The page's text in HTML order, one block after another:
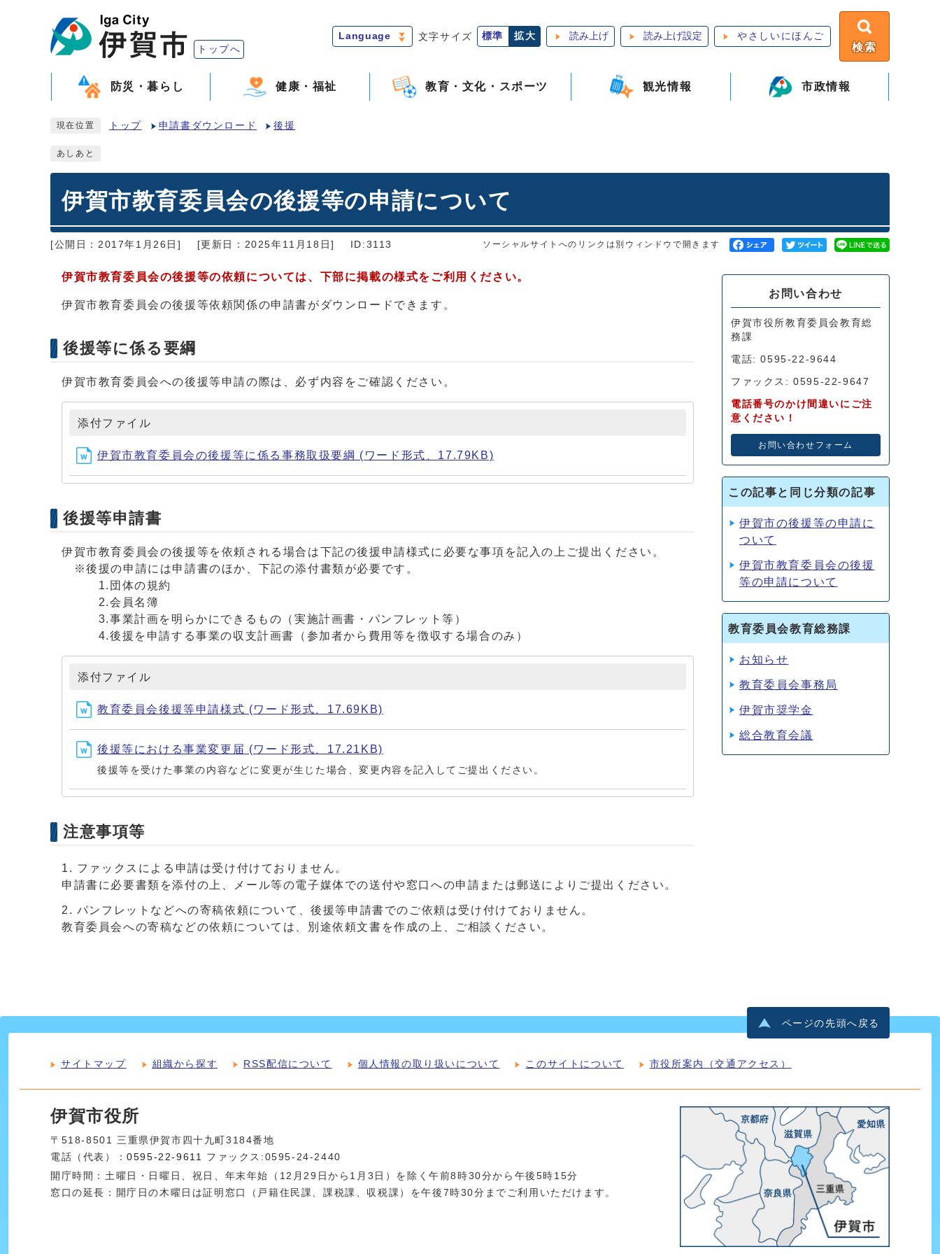
トップへ
Language 文字サイズ 標準 拡大 読み上げ 読み上げ設定 やさしいにほんご
検索
防災・暮らし 健康・福祉 教育・文化・スポーツ 観光情報 市政情報
現在位置 トップ 申請書ダウンロード 後援
あしあと
伊賀市教育委員会の後援等の申請について
[公開日：2017年1月26日] [更新日：2025年11月18日] ID:3113 ソーシャルサイトへのリンクは別ウィンドウで開きます
伊賀市教育委員会の後援等の依頼については、下部に掲載の様式をご利用ください。
伊賀市教育委員会の後援等依頼関係の申請書がダウンロードできます。
後援等に係る要綱
伊賀市教育委員会への後援等申請の際は、必ず内容をご確認ください。
添付ファイル
伊賀市教育委員会の後援等に係る事務取扱要綱 (ワード形式、17.79KB)
後援等申請書
伊賀市教育委員会の後援等を依頼される場合は下記の後援申請様式に必要な事項を記入の上ご提出ください。
※後援の申請には申請書のほか、下記の添付書類が必要です。
1.団体の規約
2.会員名簿
3.事業計画を明らかにできるもの（実施計画書・パンフレット等）
4.後援を申請する事業の収支計画書（参加者から費用等を徴収する場合のみ）
添付ファイル
教育委員会後援等申請様式 (ワード形式、17.69KB)
後援等における事業変更届 (ワード形式、17.21KB)
後援等を受けた事業の内容などに変更が生じた場合、変更内容を記入してご提出ください。
注意事項等
ファックスによる申請は受け付けておりません。
申請書に必要書類を添付の上、メール等の電子媒体での送付や窓口への申請または郵送によりご提出ください。
パンフレットなどへの寄稿依頼について、後援等申請書でのご依頼は受け付けておりません。
教育委員会への寄稿などの依頼については、別途依頼文書を作成の上、ご相談ください。
お問い合わせ
伊賀市役所教育委員会教育総
務課
電話: 0595-22-9644
ファックス: 0595-22-9647
電話番号のかけ間違いにご注
意ください！
お問い合わせフォーム
この記事と同じ分類の記事
伊賀市の後援等の申請に
ついて
伊賀市教育委員会の後援
等の申請について
教育委員会教育総務課
お知らせ
教育委員会事務局
伊賀市奨学金
総合教育会議
ページの先頭へ戻る
サイトマップ 組織から探す RSS配信について 個人情報の取り扱いについて このサイトについて 市役所案内（交通アクセス）
伊賀市役所
〒518-8501 三重県伊賀市四十九町3184番地
電話（代表）：0595-22-9611 ファックス:0595-24-2440
開庁時間：土曜日・日曜日、祝日、年末年始（12月29日から1月3日）を除く午前8時30分から午後5時15分
窓口の延長：開庁日の木曜日は証明窓口（戸籍住民課、課税課、収税課）を午後7時30分までご利用いただけます。